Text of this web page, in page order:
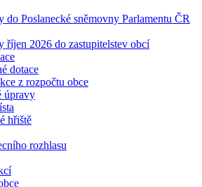
do Poslanecké sněmovny Parlamentu ČR
říjen 2026 do zastupitelstev obcí
dotace
z rozpočtu obce
úpravy
hřiště
rozhlasu